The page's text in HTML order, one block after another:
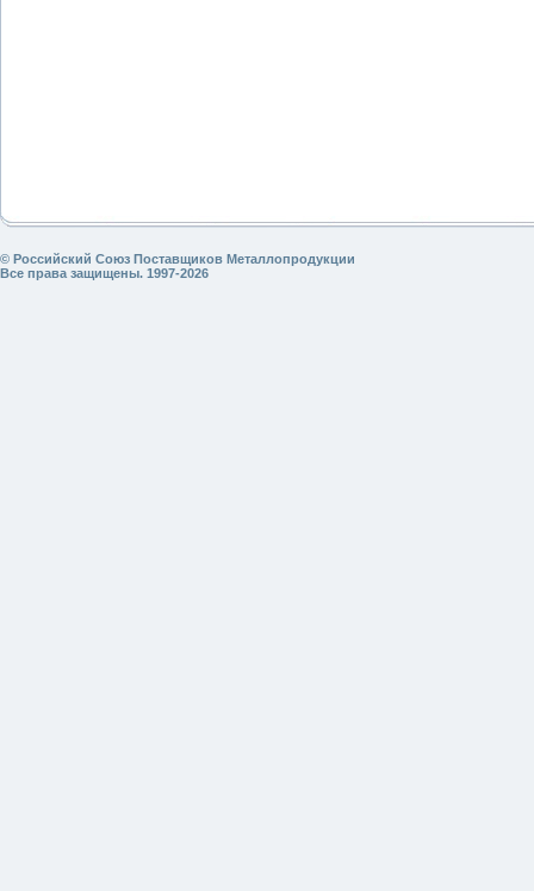
© Российский Союз Поставщиков Металлопродукции
Все права защищены. 1997-2026